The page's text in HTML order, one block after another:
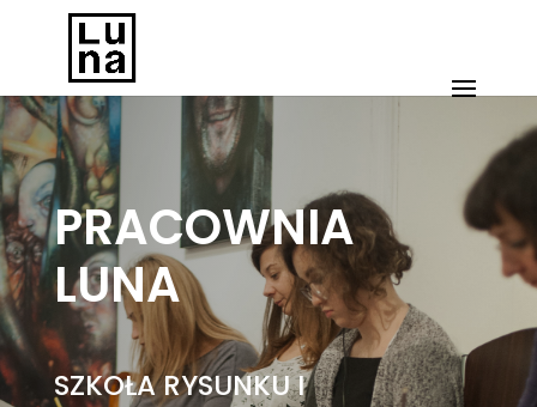
PRACOWNIA
LUNA
SZKOŁA RYSUNKU I